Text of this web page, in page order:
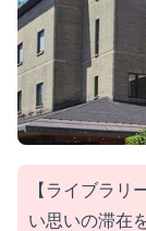
【ライブラリ
い思いの滞在